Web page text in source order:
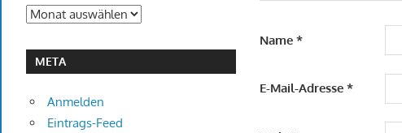
Name*
E-Mail-Adresse*
Archiv
META
Anmelden
Eintrags-Feed